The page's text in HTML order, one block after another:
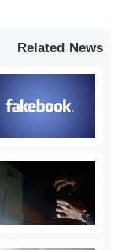
Related News